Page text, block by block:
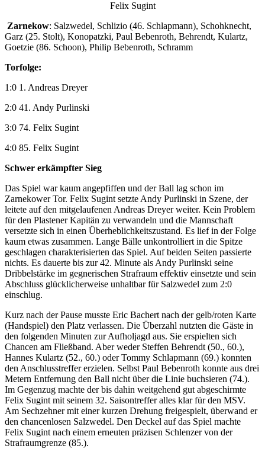
Felix Sugint
Zarnekow: Salzwedel, Schlizio (46. Schlapmann), Schohknecht,
Garz (25. Stolt), Konopatzki, Paul Bebenroth, Behrendt, Kulartz,
Goetzie (86. Schoon), Philip Bebenroth, Schramm
Torfolge:
1:0 1. Andreas Dreyer
2:0 41. Andy Purlinski
3:0 74. Felix Sugint
4:0 85. Felix Sugint
Schwer erkämpfter Sieg
Das Spiel war kaum angepfiffen und der Ball lag schon im
Zarnekower Tor. Felix Sugint setzte Andy Purlinski in Szene, der
leitete auf den mitgelaufenen Andreas Dreyer weiter. Kein Problem
für den Plastener Kapitän zu verwandeln und die Mannschaft
versetzte sich in einen Überheblichkeitszustand. Es lief in der Folge
kaum etwas zusammen. Lange Bälle unkontrolliert in die Spitze
geschlagen charakterisierten das Spiel. Auf beiden Seiten passierte
nichts. Es dauerte bis zur 42. Minute als Andy Purlinski seine
Dribbelstärke im gegnerischen Strafraum effektiv einsetzte und sein
Abschluss glücklicherweise unhaltbar für Salzwedel zum 2:0
einschlug.
Kurz nach der Pause musste Eric Bachert nach der gelb/roten Karte
(Handspiel) den Platz verlassen. Die Überzahl nutzten die Gäste in
den folgenden Minuten zur Aufholjagd aus. Sie erspielten sich
Chancen am Fließband. Aber weder Steffen Behrendt (50., 60.),
Hannes Kulartz (52., 60.) oder Tommy Schlapmann (69.) konnten
den Anschlusstreffer erzielen. Selbst Paul Bebenroth konnte aus drei
Metern Entfernung den Ball nicht über die Linie buchsieren (74.).
Im Gegenzug machte der bis dahin weitgehend gut abgeschirmte
Felix Sugint mit seinem 32. Saisontreffer alles klar für den MSV.
Am Sechzehner mit einer kurzen Drehung freigespielt, überwand er
den chancenlosen Salzwedel. Den Deckel auf das Spiel machte
Felix Sugint nach einem erneuten präzisen Schlenzer von der
Strafraumgrenze (85.).